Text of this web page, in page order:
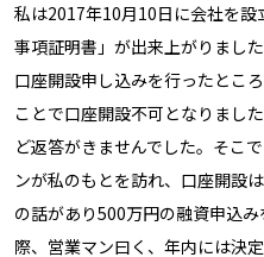
私は2017年10月10日に会社を
事項証明書」が出来上がりまし
口座開設申し込みを行ったとこ
ことで口座開設不可となりまし
ど返答がきませんでした。そこ
ンが私のもとを訪れ、口座開設
の話があり500万円の融資申込
際、営業マン曰く、年内には決